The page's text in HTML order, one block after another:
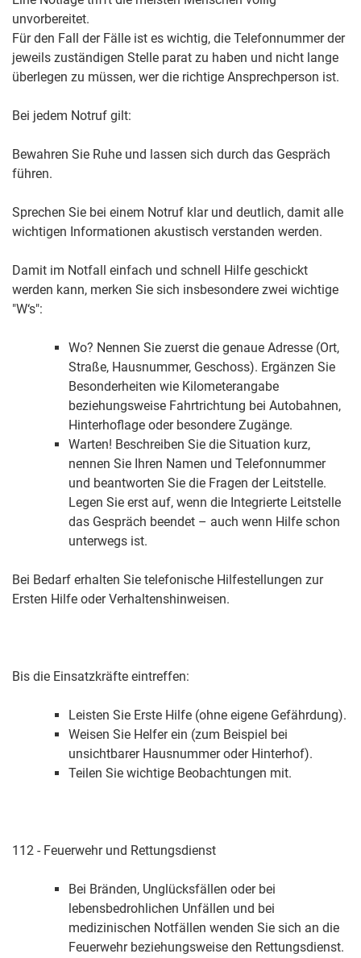
unvorbereitet.
Für den Fall der Fälle ist es wichtig, die Telefonnummer der
jeweils zuständigen Stelle parat zu haben und nicht lange
überlegen zu müssen, wer die richtige Ansprechperson ist.
Bei jedem Notruf gilt:
Bewahren Sie Ruhe und lassen sich durch das Gespräch
führen.
Sprechen Sie bei einem Notruf klar und deutlich, damit alle
wichtigen Informationen akustisch verstanden werden.
Damit im Notfall einfach und schnell Hilfe geschickt
werden kann, merken Sie sich insbesondere zwei wichtige
"W‘s":
Wo? Nennen Sie zuerst die genaue Adresse (Ort,
Straße, Hausnummer, Geschoss). Ergänzen Sie
Besonderheiten wie Kilometerangabe
beziehungsweise Fahrtrichtung bei Autobahnen,
Hinterhoflage oder besondere Zugänge.
Warten! Beschreiben Sie die Situation kurz,
nennen Sie Ihren Namen und Telefonnummer
und beantworten Sie die Fragen der Leitstelle.
Legen Sie erst auf, wenn die Integrierte Leitstelle
das Gespräch beendet – auch wenn Hilfe schon
unterwegs ist.
Bei Bedarf erhalten Sie telefonische Hilfestellungen zur
Ersten Hilfe oder Verhaltenshinweisen.
Bis die Einsatzkräfte eintreffen:
Leisten Sie Erste Hilfe (ohne eigene Gefährdung).
Weisen Sie Helfer ein (zum Beispiel bei
unsichtbarer Hausnummer oder Hinterhof).
Teilen Sie wichtige Beobachtungen mit.
112 - Feuerwehr und Rettungsdienst
Bei Bränden, Unglücksfällen oder bei
lebensbedrohlichen Unfällen und bei
medizinischen Notfällen wenden Sie sich an die
Feuerwehr beziehungsweise den Rettungsdienst.